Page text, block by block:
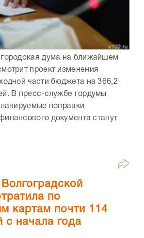
городская дума на ближайшем
проект изменения
части бюджета на 366,2
В пресс-службе гордумы
поправки
документа станут
по
картам почти 114
с начала года